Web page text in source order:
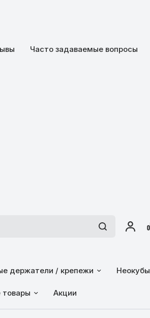
Часто задаваемые вопросы
держатели / крепежи Неокубы
товары Акции